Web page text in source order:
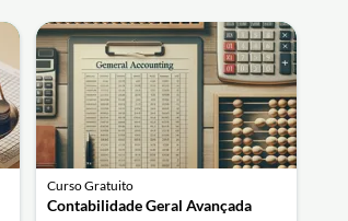
Curso Gratuito
Contabilidade Geral Avançada